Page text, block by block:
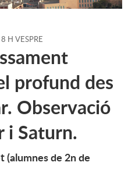
8 H VESPRE
profund des
Observació
i Saturn.
(alumnes de 2n de